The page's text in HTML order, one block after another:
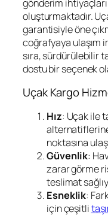
gönderim
oluşturmaktadır.
garantisiyle öne
coğrafyaya ulaşım
sıra, sürdürülebilir
dostu bir seçenek
Uçak Kargo
Hız: Uçak ile
noktasına
Güvenlik:
zarar görme
teslimat
Esneklik:
için çeşitli